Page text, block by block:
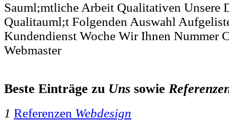
Sauml;mtliche Arbeit Qualitativen Unsere
Qualitauml;t Folgenden Auswahl
Kundendienst Woche Wir Ihnen Nummer
Webmaster
Beste Einträge zu Uns sowie
1 Referenzen Webdesign